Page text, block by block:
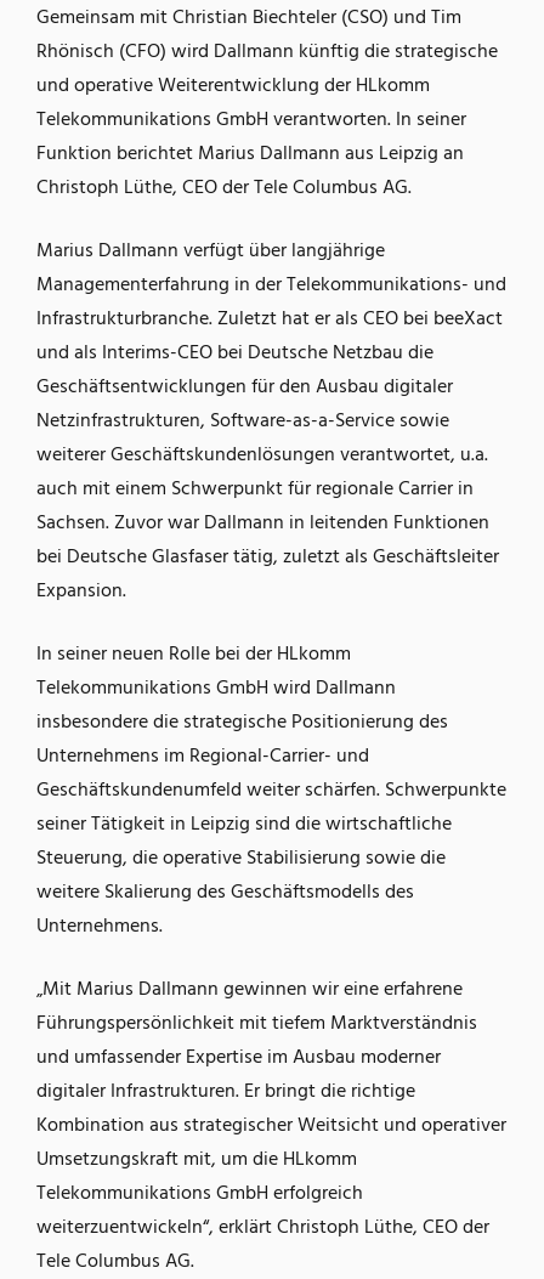
Gemeinsam mit Christian Biechteler (CSO) und Tim
Rhönisch (CFO) wird Dallmann künftig die strategische
und operative Weiterentwicklung der HLkomm
Telekommunikations GmbH verantworten. In seiner
Funktion berichtet Marius Dallmann aus Leipzig an
Christoph Lüthe, CEO der Tele Columbus AG.
Marius Dallmann verfügt über langjährige
Managementerfahrung in der Telekommunikations- und
Infrastrukturbranche. Zuletzt hat er als CEO bei beeXact
und als Interims-CEO bei Deutsche Netzbau die
Geschäftsentwicklungen für den Ausbau digitaler
Netzinfrastrukturen, Software-as-a-Service sowie
weiterer Geschäftskundenlösungen verantwortet, u.a.
auch mit einem Schwerpunkt für regionale Carrier in
Sachsen. Zuvor war Dallmann in leitenden Funktionen
bei Deutsche Glasfaser tätig, zuletzt als Geschäftsleiter
Expansion.
In seiner neuen Rolle bei der HLkomm
Telekommunikations GmbH wird Dallmann
insbesondere die strategische Positionierung des
Unternehmens im Regional-Carrier- und
Geschäftskundenumfeld weiter schärfen. Schwerpunkte
seiner Tätigkeit in Leipzig sind die wirtschaftliche
Steuerung, die operative Stabilisierung sowie die
weitere Skalierung des Geschäftsmodells des
Unternehmens.
„Mit Marius Dallmann gewinnen wir eine erfahrene
Führungspersönlichkeit mit tiefem Marktverständnis
und umfassender Expertise im Ausbau moderner
digitaler Infrastrukturen. Er bringt die richtige
Kombination aus strategischer Weitsicht und operativer
Umsetzungskraft mit, um die HLkomm
Telekommunikations GmbH erfolgreich
weiterzuentwickeln“, erklärt Christoph Lüthe, CEO der
Tele Columbus AG.